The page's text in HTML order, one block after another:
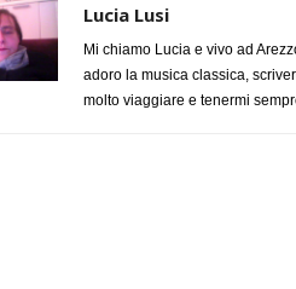
Lucia Lusi
Mi chiamo Lucia e vivo ad
adoro la musica classica,
molto viaggiare e tenermi